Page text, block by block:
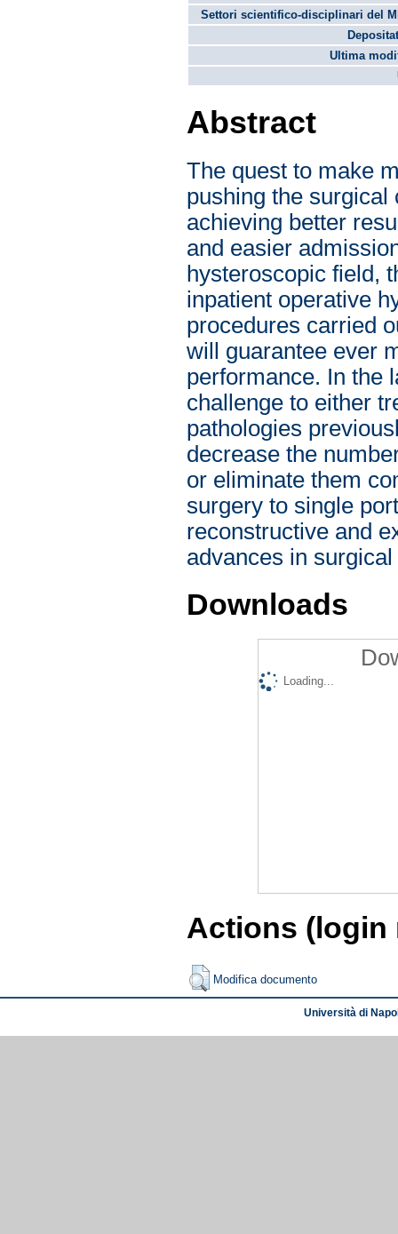
Settori scientifico-disciplinari del
Ultima
Abstract
The quest to make
pushing the
achieving better
and easier
hysteroscopic field,
inpatient operative
procedures carried
will guarantee ever
performance. In the
challenge to either
pathologies
decrease the
or eliminate them
surgery to single
reconstructive and
advances in
Downloads
Loading...
Actions (login
Modifica documento
Università di